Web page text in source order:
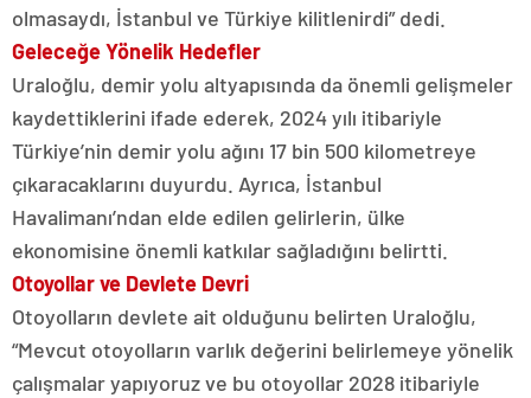
olmasaydı, İstanbul ve Türkiye kilitlenirdi” dedi.
Geleceğe Yönelik Hedefler
Uraloğlu, demir yolu altyapısında da önemli gelişmeler
kaydettiklerini ifade ederek, 2024 yılı itibariyle
Türkiye’nin demir yolu ağını 17 bin 500 kilometreye
çıkaracaklarını duyurdu. Ayrıca, İstanbul
Havalimanı’ndan elde edilen gelirlerin, ülke
ekonomisine önemli katkılar sağladığını belirtti.
Otoyollar ve Devlete Devri
Otoyolların devlete ait olduğunu belirten Uraloğlu,
“Mevcut otoyolların varlık değerini belirlemeye yönelik
çalışmalar yapıyoruz ve bu otoyollar 2028 itibariyle